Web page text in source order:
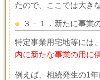
たので、ここでは大き
３－１．新たに事業
特定事業用宅地等には
内に新たな事業の用に
例えば、相続発生の1年